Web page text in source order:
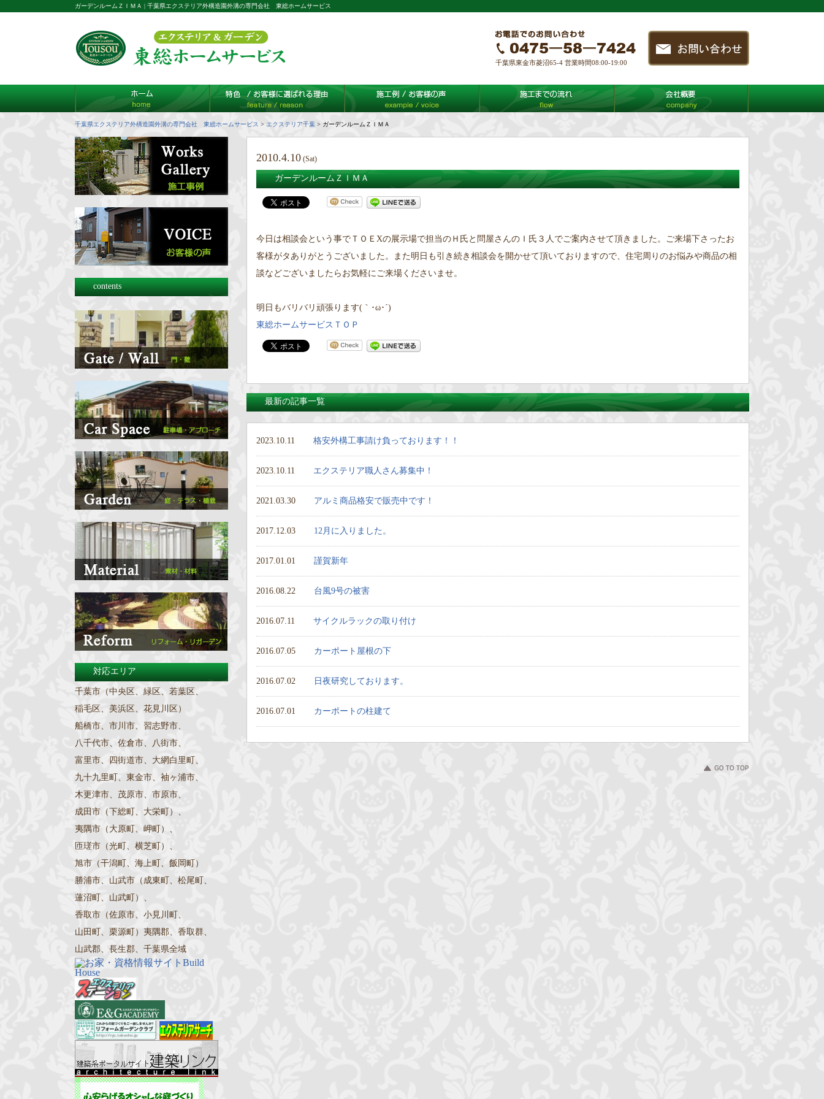
ガーデンルームＺＩＭＡ | 千葉県エクステリア外構造園外溝の専門会社 東総ホームサービス
千葉県東金市菱沼65-4 営業時間08:00-19:00
千葉県エクステリア外構造園外溝の専門会社 東総ホームサービス > エクステリア千葉 > ガーデンルームＺＩＭＡ
2010.4.10 (Sat)
ガーデンルームＺＩＭＡ
今日は相談会という事でＴＯＥXの展示場で担当のＨ氏と問屋さんのＩ氏３人でご案内させて頂きました。ご来場下さったお
客様がタありがとうございました。また明日も引き続き相談会を開かせて頂いておりますので、住宅周りのお悩みや商品の相
談などございましたらお気軽にご来場くださいませ。
明日もバリバリ頑張ります(｀･ω･´)
東総ホームサービスＴＯＰ
最新の記事一覧
2023.10.11 格安外構工事請け負っております！！
2023.10.11 エクステリア職人さん募集中！
2021.03.30 アルミ商品格安で販売中です！
2017.12.03 12月に入りました。
2017.01.01 謹賀新年
2016.08.22 台風9号の被害
2016.07.11 サイクルラックの取り付け
2016.07.05 カーポート屋根の下
2016.07.02 日夜研究しております。
2016.07.01 カーポートの柱建て
contents
対応エリア
千葉市（中央区、緑区、若葉区、
稲毛区、美浜区、花見川区）
船橋市、市川市、習志野市、
八千代市、佐倉市、八街市、
富里市、四街道市、大網白里町、
九十九里町、東金市、袖ヶ浦市、
木更津市、茂原市、市原市、
成田市（下総町、大栄町）、
夷隅市（大原町、岬町）、
匝瑳市（光町、横芝町）、
旭市（干潟町、海上町、飯岡町）
勝浦市、山武市（成東町、松尾町、
蓮沼町、山武町）、
香取市（佐原市、小見川町、
山田町、栗源町）夷隅郡、香取群、
山武郡、長生郡、千葉県全域